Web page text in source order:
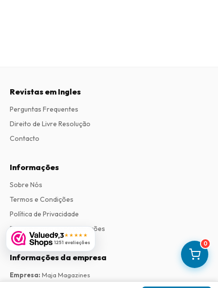
0
9,3★★★★★
1251 avaliações
Revistas em Ingles
Perguntas Frequentes
Direito de Livre Resolução
Contacto
Informações
Sobre Nós
Termos e Condições
Política de Privacidade
Procedimento de Reclamações
Informações da empresa
Empresa: Maja Magazines